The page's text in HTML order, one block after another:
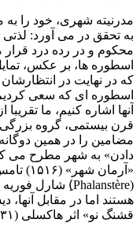
مدرنیته شهری، خود را به
به تحقق در می آورد: لذتی
محکوم و در رده درد قرار
اسطوره ها، بر عکس،
که در نهایت در
اسطوره ای که سعی کردیم
آنها اشاره کنیم، ما
قرن بیستمی، گروه بزرگی
مضامین را در همین
دادن» به شهر مطرح می
هستند اما در مقابل آنها،
قشنگ نو» اثر هاکسلی (۱۹۳۱) و «۱۹۸۴» اورول (۱۹۴۹) را داریم.